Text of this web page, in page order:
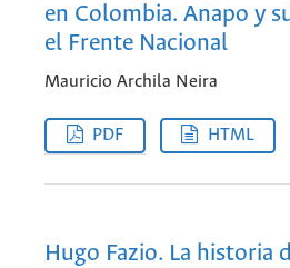
en Colombia. Anapo y
el Frente Nacional
Mauricio Archila Neira
PDF HTML
Hugo Fazio. La historia